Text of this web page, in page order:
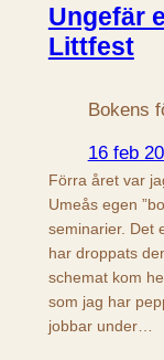
Ungefär
Littfest
Bokens
16 feb
Förra året var
Umeås egen
seminarier. Det
har droppats
schemat kom
som jag har
jobbar under…